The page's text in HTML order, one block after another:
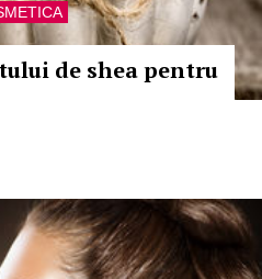
de shea pentru